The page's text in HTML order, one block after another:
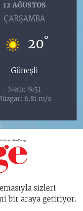
12 AĞUSTOS
ÇARŞAMBA
20°
Güneşli
Nem: %51
6.81 m/s
sizleri
bir araya getiriyor.